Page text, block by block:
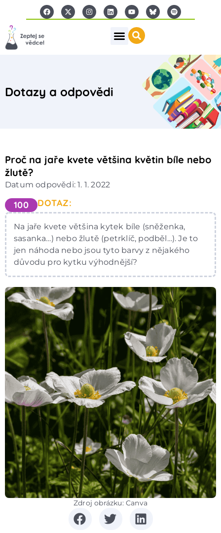
Dotazy a odpovědi
Proč na jaře kvete většina květin bíle nebo
žlutě?
Datum odpovědi: 1. 1. 2022
100 DOTAZ:
Na jaře kvete většina kytek bíle (sněženka,
sasanka…) nebo žlutě (petrklíč, podběl…). Je to
jen náhoda nebo jsou tyto barvy z nějakého
důvodu pro kytku výhodnější?
Zdroj obrázku: Canva